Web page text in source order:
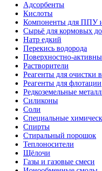
Адсорбенты
Кислоты
Компоненты для ППУ
Сырьё для кормовых
Натр едкий
Перекись водорода
Поверхностно-
Растворители
Реагенты для очистки
Реагенты для флотации
Редкоземельные
Силиконы
Соли
Специальные
Спирты
Стиральный порошок
Теплоносители
Щёлочи
Газы и газовые смеси